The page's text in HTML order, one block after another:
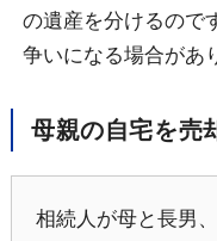
の遺産を分けるので
争いになる場合があ
母親の自宅を売
相続人が母と長男